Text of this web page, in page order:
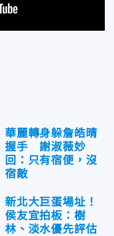
華麗轉身躲詹皓晴
握手 謝淑薇妙
回：只有宿便，沒
宿敵
新北大巨蛋場址！
侯友宜拍板：樹
林、淡水優先評估